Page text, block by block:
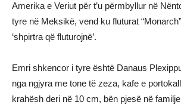
Amerika e Veriut për t’u përmbyllur në
tyre në Meksikë, vend ku fluturat
‘shpirtra që fluturojnë’.
Emri shkencor i tyre është Danaus
nga ngjyra me tone të zeza, kafe e
krahësh deri në 10 cm, bën pjesë në